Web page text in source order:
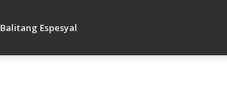
Balitang Espesyal